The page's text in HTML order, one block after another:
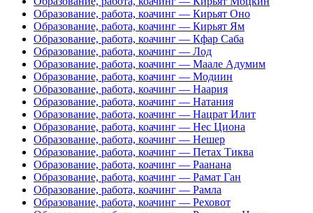
Образование, работа, коачинг — Кирьят Оно
Образование, работа, коачинг — Кирьят Ям
Образование, работа, коачинг — Кфар Саба
Образование, работа, коачинг — Лод
Образование, работа, коачинг — Маале Адумим
Образование, работа, коачинг — Модиин
Образование, работа, коачинг — Наария
Образование, работа, коачинг — Натания
Образование, работа, коачинг — Нацрат Илит
Образование, работа, коачинг — Нес Циона
Образование, работа, коачинг — Нешер
Образование, работа, коачинг — Петах Тиква
Образование, работа, коачинг — Раанана
Образование, работа, коачинг — Рамат Ган
Образование, работа, коачинг — Рамла
Образование, работа, коачинг — Реховот